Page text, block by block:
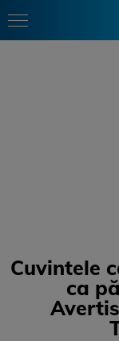
Cuvintele
ca